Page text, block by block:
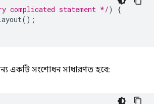
complicated statement */)
{
();
একটি সংশোধন সাধারণত হবে: